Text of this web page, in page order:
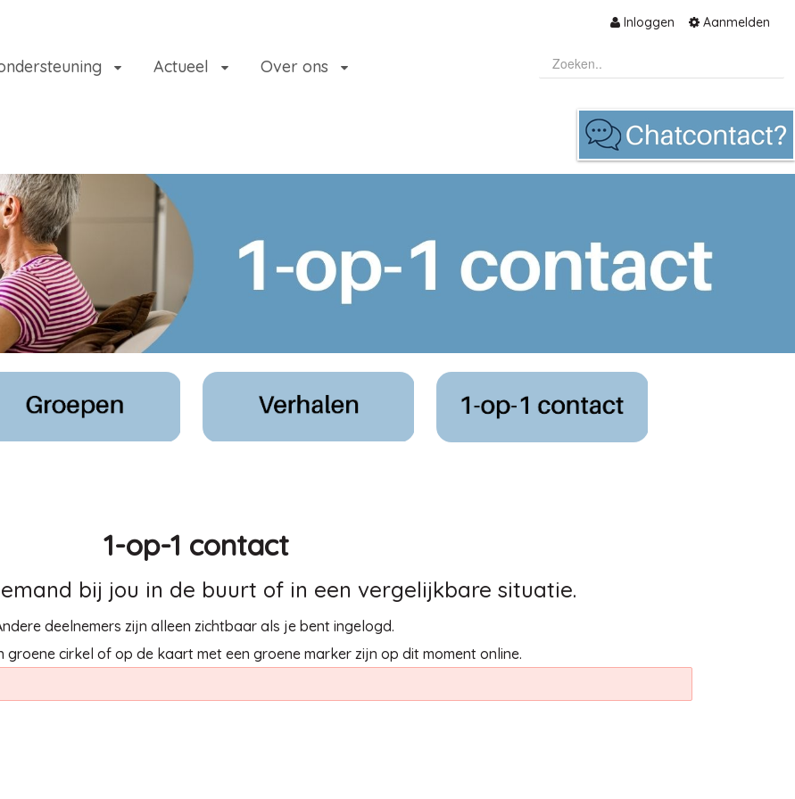
Inloggen Aanmelden
Actueel Over ons
1-op-1 contact
bij jou in de buurt of in een vergelijkbare situatie.
deelnemers zijn alleen zichtbaar als je bent ingelogd.
groene cirkel of op de kaart met een groene marker zijn op dit moment online.